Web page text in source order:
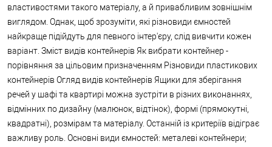
властивостями такого матеріалу, а й привабливим зовнішнім
виглядом. Однак, щоб зрозуміти, які різновиди ємностей
найкраще підійдуть для певного інтер'єру, слід вивчити кожен
варіант. Зміст видів контейнерів Як вибрати контейнер -
порівняння за цільовим призначенням Різновиди пластикових
контейнерів Огляд видів контейнерів Ящики для зберігання
речей у шафі та квартирі можна зустріти в різних виконаннях,
відмінних по дизайну (малюнок, відтінок), формі (прямокутні,
квадратні), розмірам та матеріалу. Останній із критеріїв відіграє
важливу роль. Основні види ємностей: металеві контейнери;